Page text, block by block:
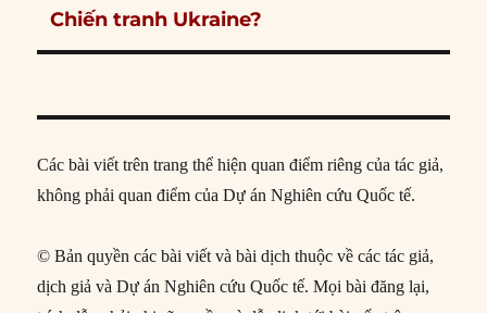
post:
Chiến tranh Ukraine?
Các bài viết trên trang thể hiện quan điểm riêng của tác giả,
không phải quan điểm của Dự án Nghiên cứu Quốc tế.
© Bản quyền các bài viết và bài dịch thuộc về các tác giả,
dịch giả và Dự án Nghiên cứu Quốc tế. Mọi bài đăng lại,